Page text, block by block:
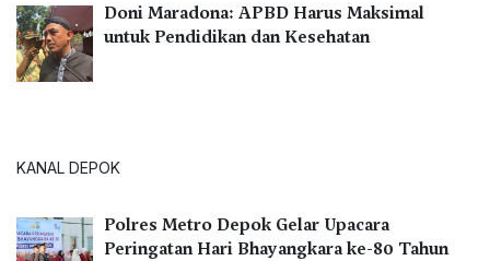
Doni Maradona: APBD Harus Maksimal
untuk Pendidikan dan Kesehatan
KANAL DEPOK
Polres Metro Depok Gelar Upacara
Peringatan Hari Bhayangkara ke-80 Tahun